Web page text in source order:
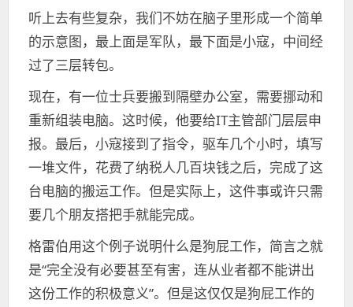
听上去有些复杂，我们不妨在脑子里形成一个简单
的示意图，最上面是军队，最下面是小寇，中间经
过了三层转包。
现在，有一位士兵要搬到隔壁办公室，需要挪动和
重新组装电脑。这时候，他要给IT主管部门层层申
报。最后，小寇接到了指令，驱车几个小时，填写
一堆文件，花费了纳税人几百块钱之后，完成了这
台电脑的搬运工作。但是实际上，这件事或许只需
要几个朋友搭把手就能完成。
格雷伯用这个例子说明什么是狗屁工作，简言之就
是“完全没有必要甚至有害，连从业者都不能讲出
这份工作的积极意义”。但是这仅仅是狗屁工作的